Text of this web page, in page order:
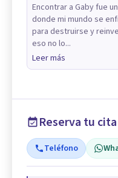
Encontrar a Gaby fue
donde mi mundo se
para destruirse y
eso no lo...
Leer más
Reserva tu cita
Teléfono